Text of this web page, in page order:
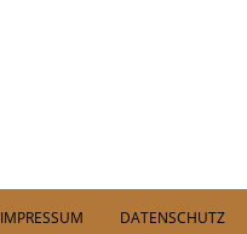
IMPRESSUM DATENSCHUTZ